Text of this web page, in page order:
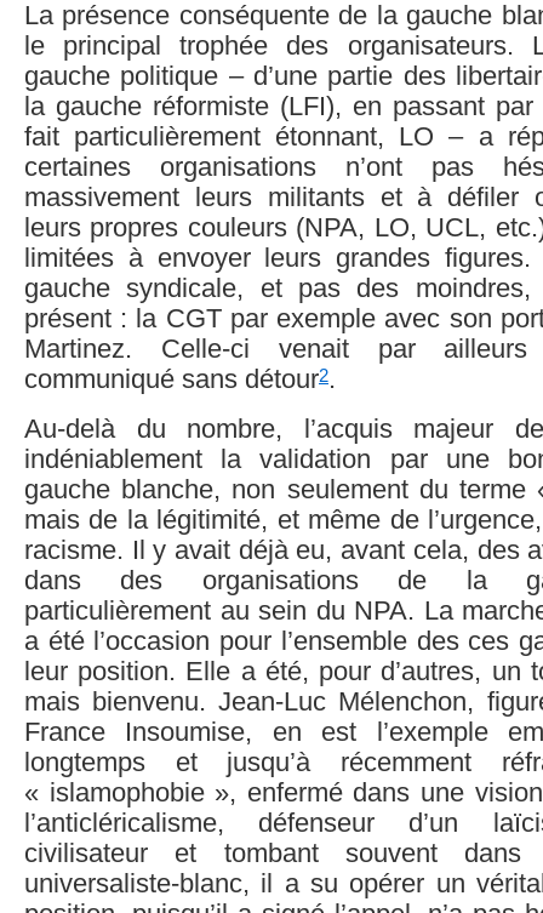
La présence conséquente de la gauche
le principal trophée des organisateurs.
gauche politique – d’une partie des
la gauche réformiste (LFI), en passant
fait particulièrement étonnant, LO – a
certaines organisations n’ont pas
massivement leurs militants et à défiler
leurs propres couleurs (NPA, LO, UCL,
limitées à envoyer leurs grandes
gauche syndicale, et pas des
présent : la CGT par exemple avec son
Martinez. Celle-ci venait par
communiqué sans détour2.
Au-delà du nombre, l’acquis majeur
indéniablement la validation par une
gauche blanche, non seulement du terme
mais de la légitimité, et même de
racisme. Il y avait déjà eu, avant cela, des
dans des organisations de la
particulièrement au sein du NPA. La
a été l’occasion pour l’ensemble des ces
leur position. Elle a été, pour d’autres, un
mais bienvenu. Jean-Luc Mélenchon,
France Insoumise, en est l’exemple
longtemps et jusqu’à récemment
« islamophobie », enfermé dans une
l’anticléricalisme, défenseur d’un
civilisateur et tombant souvent dans
universaliste-blanc, il a su opérer un